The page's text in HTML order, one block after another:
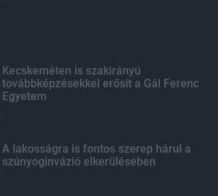
Kecskeméten is szakirányú
továbbképzésekkel erősít a Gál Ferenc
Egyetem
A lakosságra is fontos szerep hárul a
szúnyoginvázió elkerülésében